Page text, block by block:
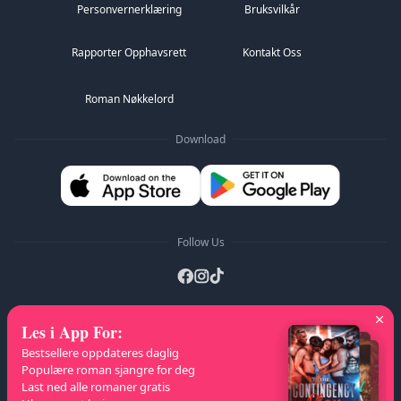
"Ja..." Hun tvang frem et avslappet smil på leppene.
"Men vi var begge fulle, var vi ikke?"
"Vis meg." Plutselig rakte han etter hendene hennes o...
Personvernerklæring Bruksvilkår
Rapporter Opphavsrett Kontakt Oss
Roman Nøkkelord
Download
Follow Us
A-Z Lister : A B I J
K
L
M N O P Q V W
Les i App For:
Bestsellere oppdateres daglig
Populære roman sjangre for deg
Last ned alle romaner gratis